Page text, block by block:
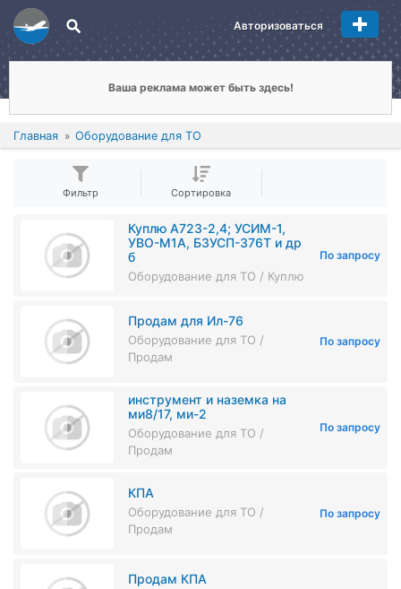
Авторизоваться
Ваша реклама может быть здесь!
Главная Оборудование для ТО
Фильтр Сортировка
Куплю А723-2,4; УСИМ-1,
УВО-М1А, БЗУСП-376Т и др
б
Оборудование для ТО / Куплю
По запросу
Продам для Ил-76
Оборудование для ТО /
Продам
По запросу
инструмент и наземка на
ми8/17, ми-2
Оборудование для ТО /
Продам
По запросу
КПА
Оборудование для ТО /
Продам
По запросу
Продам КПА